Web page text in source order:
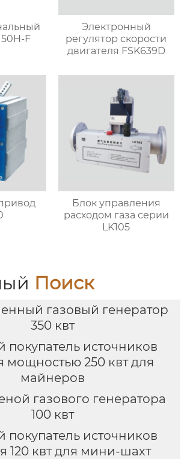
F
Электронный
регулятор скорости
двигателя FSK639D
Блок управления
расходом газа серии
LK105
Поиск
газовый генератор
350 квт
покупатель источников
мощностью 250 квт для
майнеров
газового генератора
100 квт
покупатель источников
120 квт для мини-шахт